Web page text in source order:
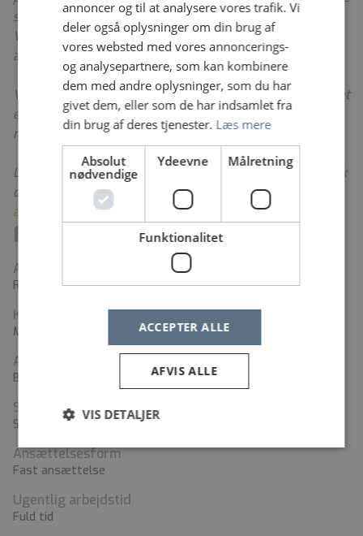
sociale tilbud, regional udvikling og i administrationen.
Vi er stolte af vores faglighed og samarbejde på tværs
af hele organisationen.
Vi opfordrer alle kvalificerede til at søge jobbet – uanset
etnisk baggrund, køn, seksuel orientering, handicap,
religion eller alder.
Læs mere om os påJob og uddannelse
, og få et overblik
over ansættelsesprocessen trin-for-trin på
ansøgning til ansættelse
Fakta
Arbejdssted
Regionshospital Nordjylland
Kontaktperson
Maria Berg Kristensen-Sørensen
Adresse
Bispensgade 37, 9800 Hjørring
Stillingstyper
Social- og sundhedsassistent
Ansættelsesform
Fast ansættelse
Ugentlig arbejdstid
Fuld tid
annoncer og til at analysere vores trafik. Vi
deler også oplysninger om din brug af
vores websted med vores annoncerings-
og analysepartnere, som kan kombinere
dem med andre oplysninger, som du har
givet dem, eller som de har indsamlet fra
din brug af deres tjenester. Læs mere
Absolut
nødvendige
Ydeevne Målretning
Funktionalitet
ACCEPTER ALLE
AFVIS ALLE
VIS DETALJER